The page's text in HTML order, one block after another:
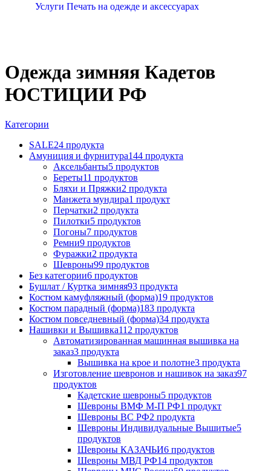
Услуги Печать на одежде и аксессуарах
Одежда зимняя Кадетов
ЮСТИЦИИ РФ
Категории
SALE24 продукта
Амуниция и фурнитура144 продукта
Аксельбанты5 продуктов
Береты11 продуктов
Бляхи и Пряжки2 продукта
Манжета мундира1 продукт
Перчатки2 продукта
Пилотки5 продуктов
Погоны7 продуктов
Ремни9 продуктов
Фуражки2 продукта
Шевроны99 продуктов
Без категории6 продуктов
Бушлат / Куртка зимняя93 продукта
Костюм камуфляжный (форма)19 продуктов
Костюм парадный (форма)183 продукта
Костюм повседневный (форма)34 продукта
Нашивки и Вышивка112 продуктов
Автоматизированная машинная вышивка на
заказ3 продукта
Вышивка на крое и полотне3 продукта
Изготовление шевронов и нашивок на заказ97
продуктов
Кадетские шевроны5 продуктов
Шевроны ВМФ М-П РФ1 продукт
Шевроны ВС РФ2 продукта
Шевроны Индивидуальные Вышитые5
продуктов
Шевроны КАЗАЧЬИ6 продуктов
Шевроны МВД РФ14 продуктов